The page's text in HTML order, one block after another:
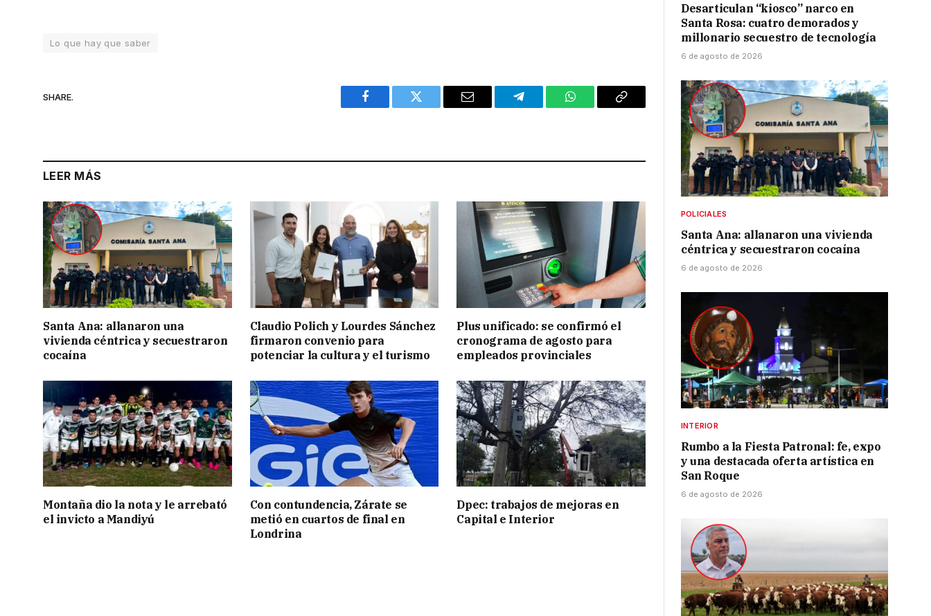
Lo que hay que saber
SHARE.
Facebook Twitter Email Telegram WhatsAppCopy
LEER MÁS
Santa Ana: allanaron una
vivienda céntrica y secuestraron
cocaína
Claudio Polich y Lourdes Sánchez
firmaron convenio para
potenciar la cultura y el turismo
Plus unificado: se confirmó el
cronograma de agosto para
empleados provinciales
Montaña dio la nota y le arrebató
el invicto a Mandiyú
Con contundencia, Zárate se
metió en cuartos de final en
Londrina
Dpec: trabajos de mejoras en
Capital e Interior
Desarticulan “kiosco” narco en
Santa Rosa: cuatro demorados y
millonario secuestro de tecnología
6 de agosto de 2026
POLICIALES
Santa Ana: allanaron una vivienda
céntrica y secuestraron cocaína
6 de agosto de 2026
INTERIOR
Rumbo a la Fiesta Patronal: fe, expo
y una destacada oferta artística en
San Roque
6 de agosto de 2026